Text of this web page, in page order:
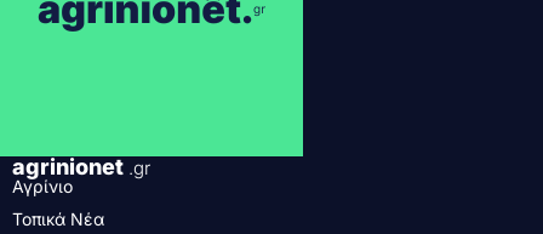
agrinionet .gr
Αγρίνιο
Τοπικά Νέα